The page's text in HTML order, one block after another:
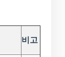
비고